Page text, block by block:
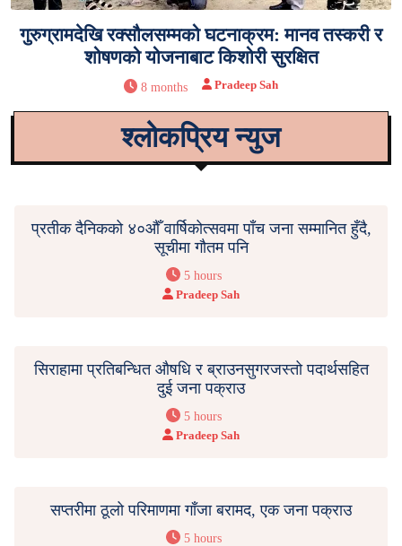
गुरुग्रामदेखि रक्सौलसम्मको घटनाक्रम: मानव तस्करी र
शोषणको योजनाबाट किशोरी सुरक्षित
8 months Pradeep Sah
श्लोकप्रिय न्युज
प्रतीक दैनिकको ४०औँ वार्षिकोत्सवमा पाँच जना सम्मानित हुँदै,
सूचीमा गौतम पनि
5 hours
Pradeep Sah
सिराहामा प्रतिबन्धित औषधि र ब्राउनसुगरजस्तो पदार्थसहित
दुई जना पक्राउ
5 hours
Pradeep Sah
सप्तरीमा ठूलो परिमाणमा गाँजा बरामद, एक जना पक्राउ
5 hours